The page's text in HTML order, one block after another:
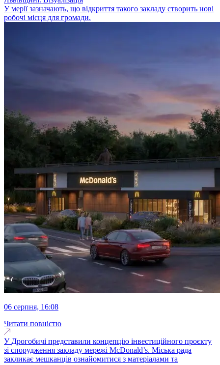
У мерії зазначають, що відкриття такого закладу створить нові
робочі місця для громади.
06 серпня, 16:08
Читати повністю
У Дрогобичі представили концепцію інвестиційного проєкту
зі спорудження закладу мережі McDonald’s. Міська рада
закликає мешканців ознайомитися з матеріалами та